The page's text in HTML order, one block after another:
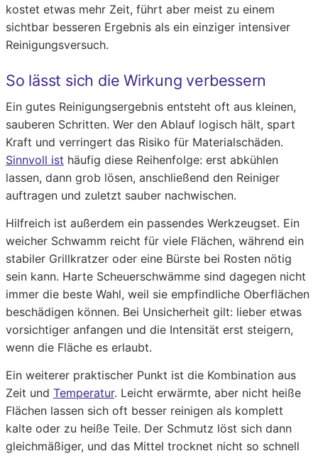
kostet etwas mehr Zeit, führt aber meist zu einem
sichtbar besseren Ergebnis als ein einziger intensiver
Reinigungsversuch.
So lässt sich die Wirkung verbessern
Ein gutes Reinigungsergebnis entsteht oft aus kleinen,
sauberen Schritten. Wer den Ablauf logisch hält, spart
Kraft und verringert das Risiko für Materialschäden.
Sinnvoll ist häufig diese Reihenfolge: erst abkühlen
lassen, dann grob lösen, anschließend den Reiniger
auftragen und zuletzt sauber nachwischen.
Hilfreich ist außerdem ein passendes Werkzeugset. Ein
weicher Schwamm reicht für viele Flächen, während ein
stabiler Grillkratzer oder eine Bürste bei Rosten nötig
sein kann. Harte Scheuerschwämme sind dagegen nicht
immer die beste Wahl, weil sie empfindliche Oberflächen
beschädigen können. Bei Unsicherheit gilt: lieber etwas
vorsichtiger anfangen und die Intensität erst steigern,
wenn die Fläche es erlaubt.
Ein weiterer praktischer Punkt ist die Kombination aus
Zeit und Temperatur. Leicht erwärmte, aber nicht heiße
Flächen lassen sich oft besser reinigen als komplett
kalte oder zu heiße Teile. Der Schmutz löst sich dann
gleichmäßiger, und das Mittel trocknet nicht so schnell